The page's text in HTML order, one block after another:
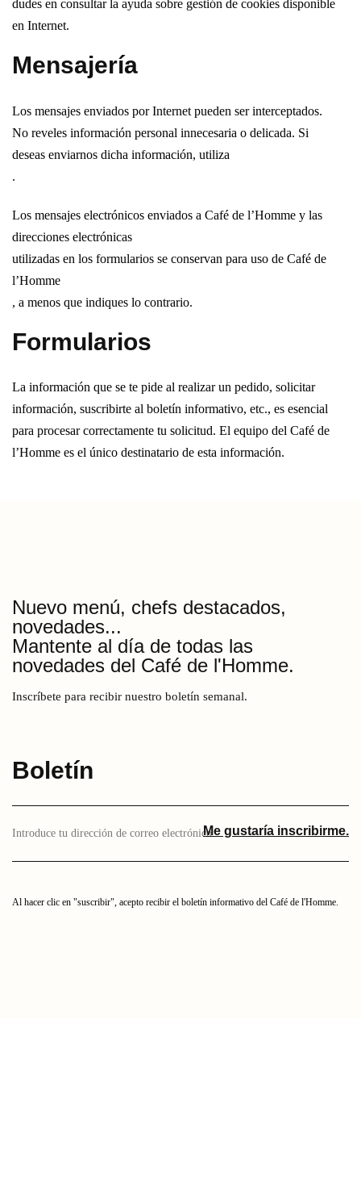
dudes en consultar la ayuda sobre gestión de cookies disponible
en Internet.
Mensajería
Los mensajes enviados por Internet pueden ser interceptados.
No reveles información personal innecesaria o delicada. Si
deseas enviarnos dicha información, utiliza
.
Los mensajes electrónicos enviados a Café de l’Homme y las
direcciones electrónicas
utilizadas en los formularios se conservan para uso de Café de
l’Homme
, a menos que indiques lo contrario.
Formularios
La información que se te pide al realizar un pedido, solicitar
información, suscribirte al boletín informativo, etc., es esencial
para procesar correctamente tu solicitud. El equipo del Café de
l’Homme es el único destinatario de esta información.
Nuevo menú, chefs destacados,
novedades...
Mantente al día de todas las
novedades del Café de l'Homme.
Inscríbete para recibir nuestro boletín semanal.
Boletín
aquí
correo
Al hacer clic en "suscribir", acepto recibir el boletín informativo del Café de l'Homme.
Me gustaría inscribirme.